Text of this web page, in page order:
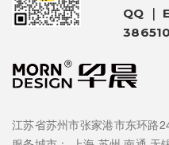
QQ ｜
江苏省苏州市张家港市东环路